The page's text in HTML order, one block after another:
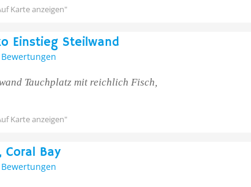
Karte anzeigen"
Einstieg Steilwand
Bewertungen
Tauchplatz mit reichlich Fisch,
Karte anzeigen"
Coral Bay
Bewertungen